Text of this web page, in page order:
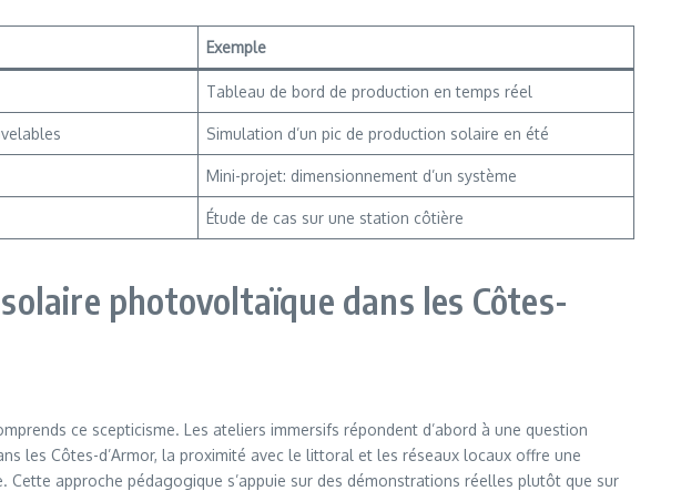
Exemple
Tableau de bord de production en temps réel
Simulation d’un pic de production solaire en été
Mini-projet: dimensionnement d’un système
Étude de cas sur une station côtière
photovoltaïque dans les Côtes-
ce scepticisme. Les ateliers immersifs répondent d’abord à une question
les Côtes-d’Armor, la proximité avec le littoral et les réseaux locaux offre une
approche pédagogique s’appuie sur des démonstrations réelles plutôt que sur